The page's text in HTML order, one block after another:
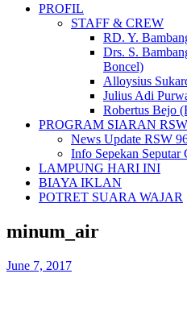
PROFIL
STAFF & CREW
RD. Y.
Drs. S.
Boncel)
Alloysius
Julius Adi
Robertus Bejo
PROGRAM SIARAN RSW
News Update RSW
Info Sepekan Seputar
LAMPUNG HARI INI
BIAYA IKLAN
POTRET SUARA WAJAR
minum_air
June 7, 2017